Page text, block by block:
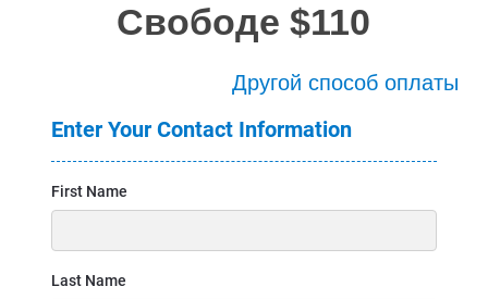
Свободе $110
Другой способ оплаты